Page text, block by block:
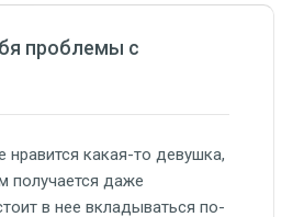
проблемы с
нравится какая-то девушка,
получается даже
в нее вкладываться по-